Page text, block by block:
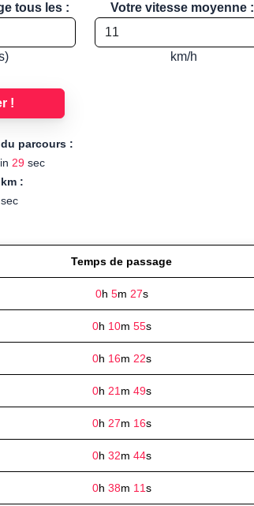
tous les : Votre vitesse moyenne :
km/h
!
parcours :
29sec
:
sec
Temps de passage
0h 5m 27s
0h 10m 55s
0h 16m 22s
0h 21m 49s
0h 27m 16s
0h 32m 44s
0h 38m 11s